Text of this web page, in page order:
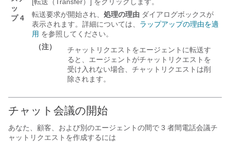
ッ
プ 4
転送要求が開始され、 処理の理由 ダイアログボックスが
表示されます。詳細については、 ラップアップの理由を適
用 を参照してください。
（注）
チャットリクエストをエージェントに転送す
ると、エージェントがチャットリクエストを
受け入れない場合、チャットリクエストは削
除されます。
チャット会議の開始
あなた、顧客、および別のエージェントの間で 3 者間電話会議チ
ャットリクエストを作成するには